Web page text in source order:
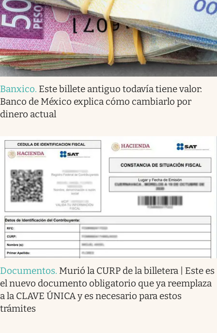
Banxico. Este billete antiguo todavía tiene valor:
Banco de México explica cómo cambiarlo por
dinero actual
Documentos. Murió la CURP de la billetera | Este es
el nuevo documento obligatorio que ya reemplaza
a la CLAVE ÚNICA y es necesario para estos
trámites